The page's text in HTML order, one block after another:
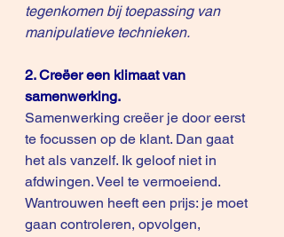
tegenkomen bij toepassing van
manipulatieve technieken.
2. Creëer een klimaat van
samenwerking.
Samenwerking creëer je door eerst
te focussen op de klant. Dan gaat
het als vanzelf. Ik geloof niet in
afdwingen. Veel te vermoeiend.
Wantrouwen heeft een prijs: je moet
gaan controleren, opvolgen,